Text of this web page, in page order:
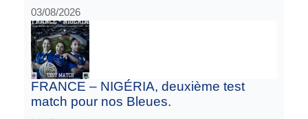
03/08/2026
FRANCE – NIGÉRIA, deuxième test
match pour nos Bleues.